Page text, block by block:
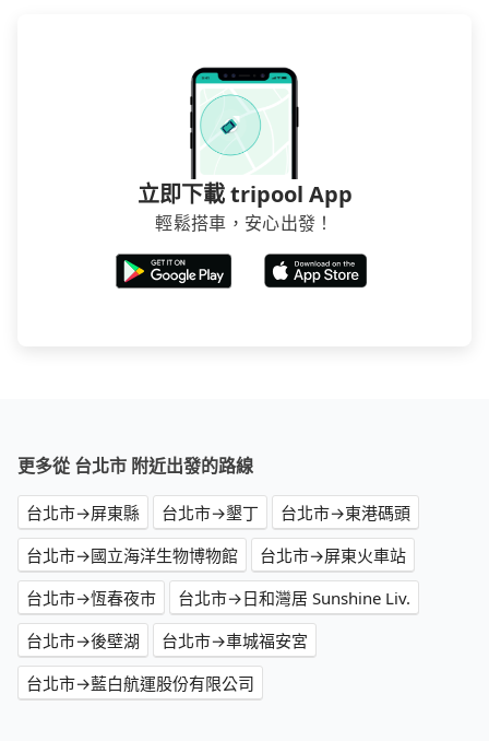
立即下載 tripool App
輕鬆搭車，安心出發！
更多從 台北市 附近出發的路線
台北市→屏東縣 台北市→墾丁
台北市→東港碼頭
台北市→國立海洋生物博物館
台北市→屏東火車站
台北市→恆春夜市
台北市→日和灣居 Sunshine Liv.
台北市→後壁湖
台北市→車城福安宮
台北市→藍白航運股份有限公司